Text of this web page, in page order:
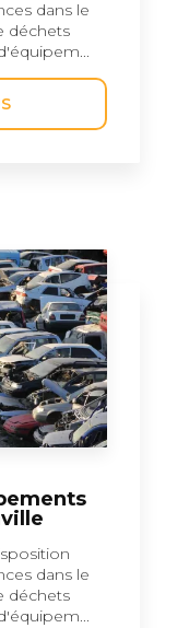
dans le
déchets
dans le
déchets